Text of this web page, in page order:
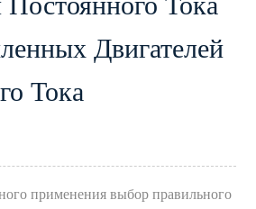
Двигателей
Тока
применения выбор правильного